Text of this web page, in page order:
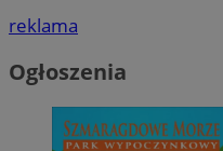
reklama
Ogłoszenia